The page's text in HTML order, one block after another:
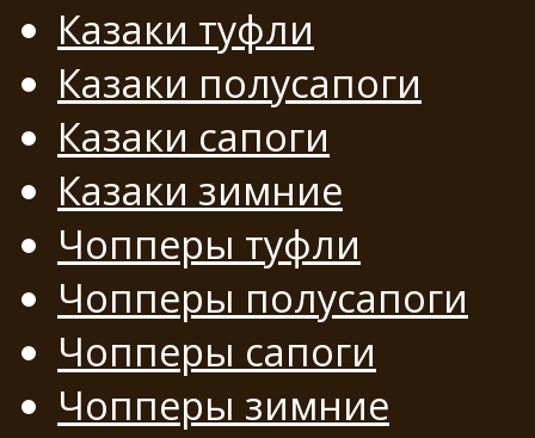
Казаки туфли
Казаки полусапоги
Казаки сапоги
Казаки зимние
Чопперы туфли
Чопперы полусапоги
Чопперы сапоги
Чопперы зимние